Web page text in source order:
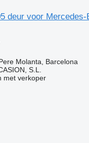
deur voor
Molanta, Barcelona
S.L.
met verkoper